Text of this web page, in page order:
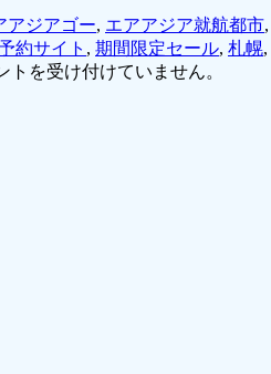
アジアゴー, エアアジア就航都市,
約サイト , 期間限定セール, 札幌,
トを受け付けていません。